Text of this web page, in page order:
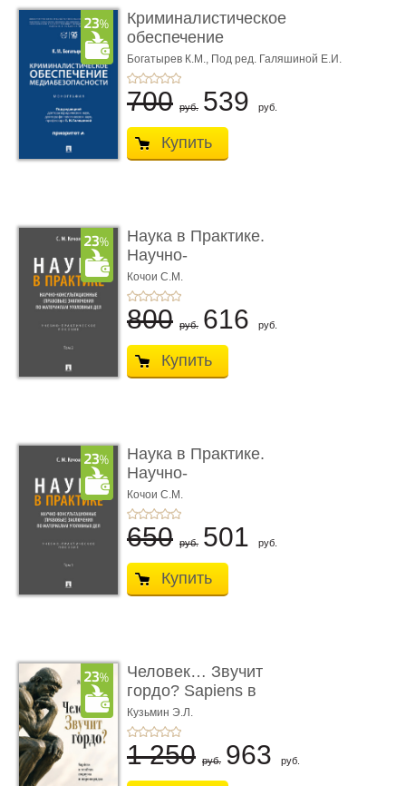
Криминалистическое
обеспечение
медиабезопас� ...
Богатырев К.М., Под ред. Галяшиной Е.И.
700 руб. 539 руб.
Купить
Наука в Практике.
Научно-
консультационные (пра
...
Кочои С.М.
800 руб. 616 руб.
Купить
Наука в Практике.
Научно-
консультационные (пра
...
Кочои С.М.
650 руб. 501 руб.
Купить
Человек… Звучит
гордо? Sapiens в
тенётах социума � ...
Кузьмин Э.Л.
1 250 руб. 963 руб.